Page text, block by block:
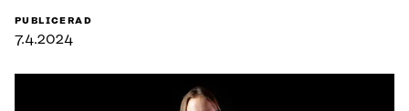
PUBLICERAD
7.4.2024